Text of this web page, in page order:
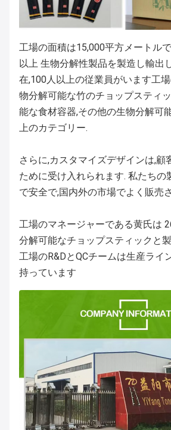
工場の面積は15,000平方メートル
以上 生物分解性製品を製造し輸出
在,100人以上の従業員がいます工
物分解可能な竹のチョップスティ
能な食材容器,その他の生物分解可
上のカテゴリー.
さらに,カスタマイズデザインは,顧
ために受け入れられます. 私たちの
で安全で,国内外の市場でよく販売
工場のマネージャーである黄氏は
分解可能なチョップスティックと
工場のR&DとQCチームは生産ライ
持っています